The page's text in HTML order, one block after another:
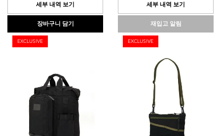
입
다.
세부 내역 보기
장바구니 담기
입
다.
세부 내역 보기
재입고 알림
EXCLUSIVE EXCLUSIVE